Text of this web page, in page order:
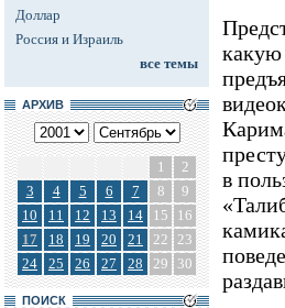
Доллар
Россия и Израиль
все темы
АРХИВ
1
2
3
4 5 6 7 8
9
10
11 12 13 14 15
16
17
18 19 20 21 22 23
24
25 26 27 28 29 30
ПОИСК
какую
в